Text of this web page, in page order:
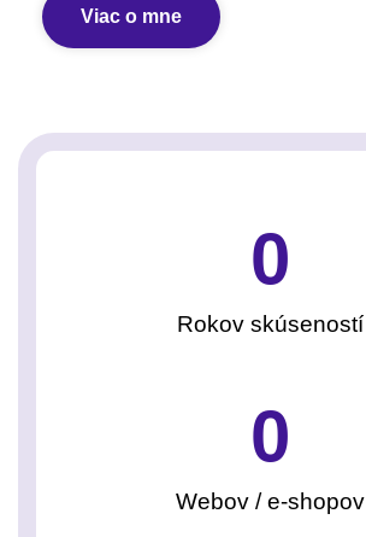
Viac o mne
Rokov skúseností
0
Webov / e-shopov
0